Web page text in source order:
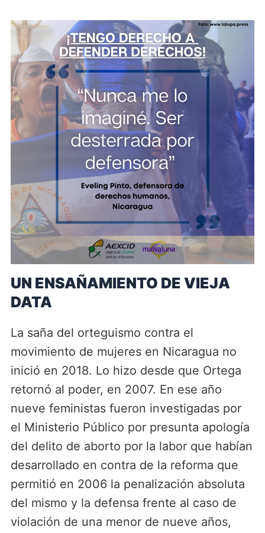
UN ENSAÑAMIENTO DE VIEJA
DATA
La saña del orteguismo contra el
movimiento de mujeres en Nicaragua no
inició en 2018. Lo hizo desde que Ortega
retornó al poder, en 2007. En ese año
nueve feministas fueron investigadas por
el Ministerio Público por presunta apología
del delito de aborto por la labor que habían
desarrollado en contra de la reforma que
permitió en 2006 la penalización absoluta
del mismo y la defensa frente al caso de
violación de una menor de nueve años,